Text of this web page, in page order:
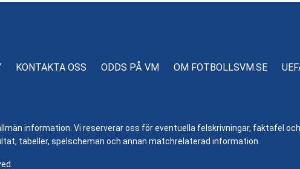
KONTAKTA OSS ODDS PÅ VM OM FOTBOLLSVM.SE
information. Vi reserverar oss för eventuella felskrivningar, faktafel
tabeller, spelscheman och annan matchrelaterad information.